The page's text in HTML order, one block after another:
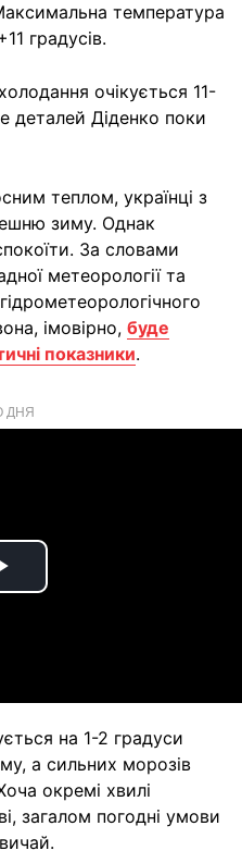
температура
градусів.
очікується 11-
деталей Діденко поки
теплом, українці з
зиму. Однак
За словами
метеорології та
імовірно, буде
показники.
ДНЯ
Play
на 1-2 градуси
а сильних морозів
окремі хвилі
загалом погодні умови